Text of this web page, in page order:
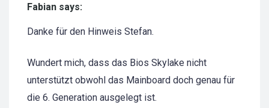
Fabian says:
Danke für den Hinweis Stefan.
Wundert mich, dass das Bios Skylake nicht
unterstützt obwohl das Mainboard doch genau für
die 6. Generation ausgelegt ist.